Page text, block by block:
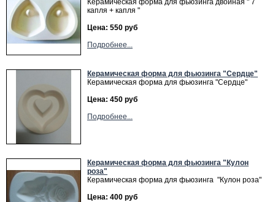
Керамическая форма для фьюзинга двойная " 7
капля + капля "
Цена: 550 руб
Подробнее...
Керамическая форма для фьюзинга "Сердце"
Керамическая форма для фьюзинга "Сердце"
Цена: 450 руб
Подробнее...
Керамическая форма для фьюзинга "Кулон
роза"
Керамическая форма для фьюзинга "Кулон роза"
Цена: 400 руб